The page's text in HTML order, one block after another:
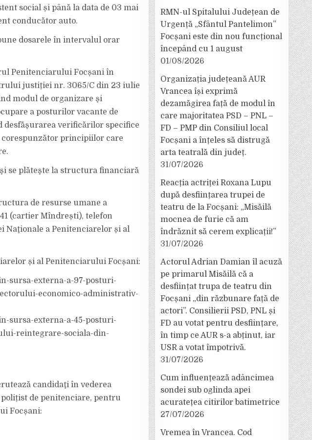
social și până la data de 03 mai
conducător auto.
dosarele în intervalul orar
Penitenciarului Focșani în
justiției nr. 3065/C din 23 iulie
modul de organizare şi
a posturilor vacante de
verificărilor specifice
principiilor care
se plăteşte la structura financiară
de resurse umane a
(cartier Mîndrești), telefon
Naţionale a Penitenciarelor și al
și al Penitenciarului Focșani:
sursa-externa-a-97-posturi-
economico-administrativ-
sursa-externa-a-45-posturi-
reintegrare-sociala-din-
candidaţi în vederea
de penitenciare, pentru
Focșani:
RMN-ul Spitalului Județean de
Urgență „Sfântul Pantelimon”
Focșani este din nou funcțional
începând cu 1 august
01/08/2026
Organizația județeană AUR
Vrancea își exprimă
dezamăgirea față de modul în
care majoritatea PSD – PNL –
FD – PMP din Consiliul local
Focșani a înțeles să distrugă
arta teatrală din județ.
31/07/2026
Reacția actriței Roxana Lupu
după desființarea trupei de
teatru de la Focșani: „Misăilă
mocnea de furie că am
îndrăznit să cerem explicații!”
31/07/2026
Actorul Adrian Damian îl acuză
pe primarul Misăilă că a
desființat trupa de teatru din
Focșani „din răzbunare față de
actori”. Consilierii PSD, PNL și
FD au votat pentru desființare,
în timp ce AUR s-a abținut, iar
USR a votat împotrivă.
31/07/2026
Cum influențează adâncimea
sondei sub oglinda apei
acuratețea citirilor batimetrice
27/07/2026
Vremea în Vrancea. Cod